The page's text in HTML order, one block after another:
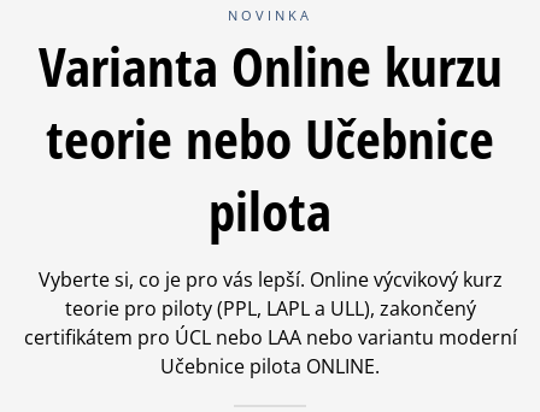
NOVINKA
Varianta Online kurzu
teorie nebo Učebnice
pilota
Vyberte si, co je pro vás lepší. Online výcvikový kurz
teorie pro piloty (PPL, LAPL a ULL), zakončený
certifikátem pro ÚCL nebo LAA nebo variantu moderní
Učebnice pilota ONLINE.